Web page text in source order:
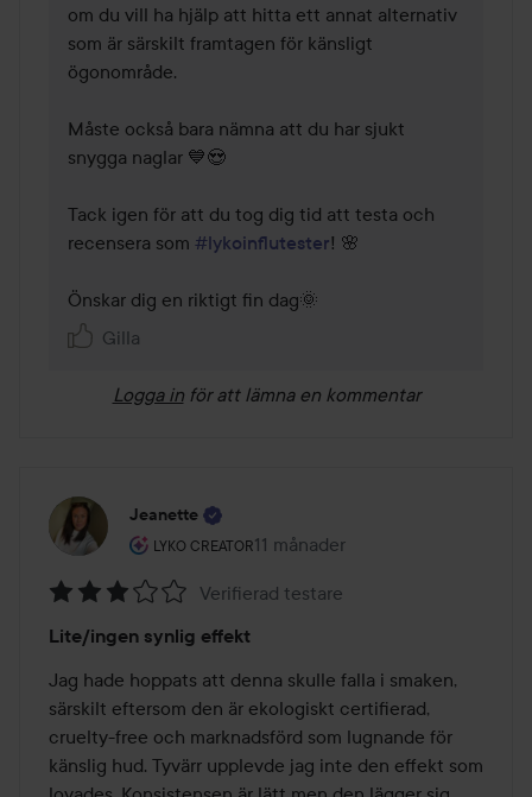
om du vill ha hjälp att hitta ett annat alternativ
som är särskilt framtagen för känsligt
ögonområde.
Måste också bara nämna att du har sjukt
snygga naglar 💙😍
Tack igen för att du tog dig tid att testa och
recensera som #lykoinflutester! 🌸
Önskar dig en riktigt fin dag🌞
Gilla
Logga in för att lämna en kommentar
Jeanette
LYKO CREATOR
Användarens roll: Lyko Creator.
11 månader
Inlägget skapades 11 månader
3
av
5
Verifierad testare
Lite/ingen synlig effekt
Jag hade hoppats att denna skulle falla i smaken,
särskilt eftersom den är ekologiskt certifierad,
cruelty-free och marknadsförd som lugnande för
känslig hud. Tyvärr upplevde jag inte den effekt som